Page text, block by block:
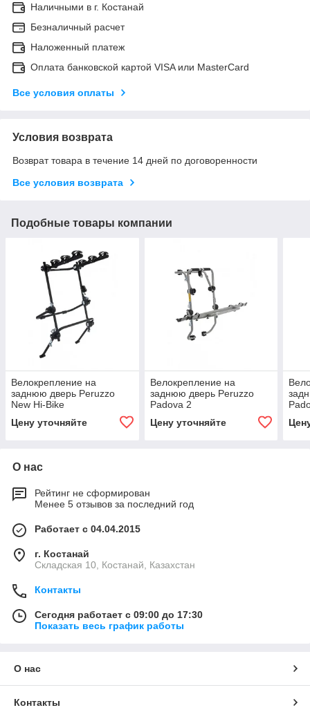
Наличными в г. Костанай
Безналичный расчет
Наложенный платеж
Оплата банковской картой VISA или MasterCard
Все условия оплаты
Условия возврата
Возврат товара в течение 14 дней по договоренности
Все условия возврата
Подобные товары компании
Велокрепление на
заднюю дверь Peruzzo
New Hi-Bike
Цену уточняйте
Велокрепление на
заднюю дверь Peruzzo
Padova 2
Цену уточняйте
О нас
Рейтинг не сформирован
Менее 5 отзывов за последний год
Работает с 04.04.2015
г. Костанай
Складская 10, Костанай, Казахстан
Контакты
Сегодня работает с 09:00 до 17:30
Показать весь график работы
О нас
Контакты